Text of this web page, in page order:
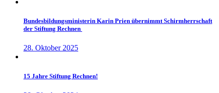
Bundesbildungsministerin Karin Prien übernimmt Schirmherrschaft
der Stiftung Rechnen
28. Oktober 2025
15 Jahre Stiftung Rechnen!